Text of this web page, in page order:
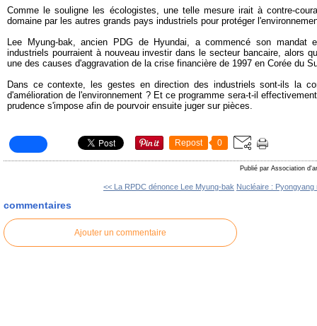
Comme le souligne les écologistes, une telle mesure irait à contre-
domaine par les autres grands pays industriels pour protéger
Lee Myung-bak, ancien PDG de Hyundai, a commencé son mandat
industriels pourraient à nouveau investir dans le secteur bancaire, alors
une des causes d'aggravation de la crise financière de 1997 en Corée du
Dans ce contexte, les gestes en direction des industriels sont-ils la
d'amélioration de l'environnement ? Et ce programme sera-t-il
prudence s'impose afin de pourvoir ensuite juger sur pièces.
Repost 0
Publié par Association
<< La RPDC dénonce Lee Myung-bak Nucléaire : Pyongyang
commentaires
Ajouter un commentaire